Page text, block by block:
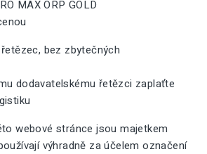
MAX ORP GOLD
bez zbytečných
dodavatelskému řetězci zaplaťte
webové stránce jsou majetkem
výhradně za účelem označení